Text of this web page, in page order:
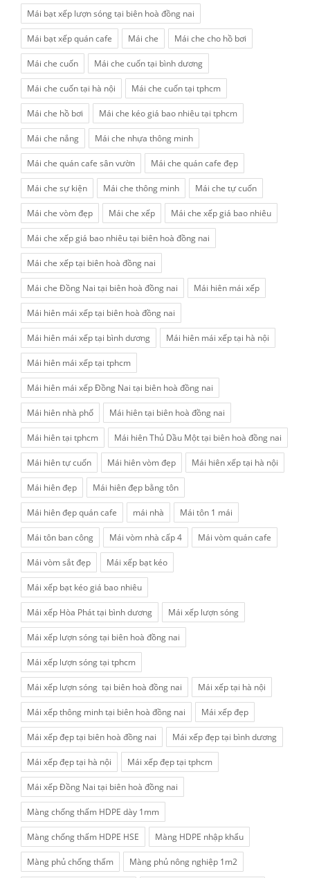
Mái bạt xếp lượn sóng tại biên hoà đồng nai
Mái bạt xếp quán cafe Mái che Mái che cho hồ bơi
Mái che cuốn Mái che cuốn tại bình dương
Mái che cuốn tại hà nội Mái che cuốn tại tphcm
Mái che hồ bơi Mái che kéo giá bao nhiêu tại tphcm
Mái che nắng Mái che nhựa thông minh
Mái che quán cafe sân vườn Mái che quán cafe đẹp
Mái che sự kiện Mái che thông minh Mái che tự cuốn
Mái che vòm đẹp Mái che xếp Mái che xếp giá bao nhiêu
Mái che xếp giá bao nhiêu tại biên hoà đồng nai
Mái che xếp tại biên hoà đồng nai
Mái che Đồng Nai tại biên hoà đồng nai Mái hiên mái xếp
Mái hiên mái xếp tại biên hoà đồng nai
Mái hiên mái xếp tại bình dương Mái hiên mái xếp tại hà nội
Mái hiên mái xếp tại tphcm
Mái hiên mái xếp Đồng Nai tại biên hoà đồng nai
Mái hiên nhà phố Mái hiên tại biên hoà đồng nai
Mái hiên tại tphcm Mái hiên Thủ Dầu Một tại biên hoà đồng nai
Mái hiên tự cuốn Mái hiên vòm đẹp Mái hiên xếp tại hà nội
Mái hiên đẹp Mái hiên đẹp bằng tôn
Mái hiên đẹp quán cafe mái nhà Mái tôn 1 mái
Mái tôn ban công Mái vòm nhà cấp 4 Mái vòm quán cafe
Mái vòm sắt đẹp Mái xếp bạt kéo
Mái xếp bạt kéo giá bao nhiêu
Mái xếp Hòa Phát tại bình dương Mái xếp lượn sóng
Mái xếp lượn sóng tại biên hoà đồng nai
Mái xếp lượn sóng tại tphcm
Mái xếp lượn sóng tại biên hoà đồng nai Mái xếp tại hà nội
Mái xếp thông minh tại biên hoà đồng nai Mái xếp đẹp
Mái xếp đẹp tại biên hoà đồng nai Mái xếp đẹp tại bình dương
Mái xếp đẹp tại hà nội Mái xếp đẹp tại tphcm
Mái xếp Đồng Nai tại biên hoà đồng nai
Màng chống thấm HDPE dày 1mm
Màng chống thấm HDPE HSE Màng HDPE nhập khẩu
Màng phủ chống thấm Màng phủ nông nghiệp 1m2